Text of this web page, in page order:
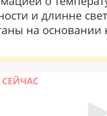
и длинне
на